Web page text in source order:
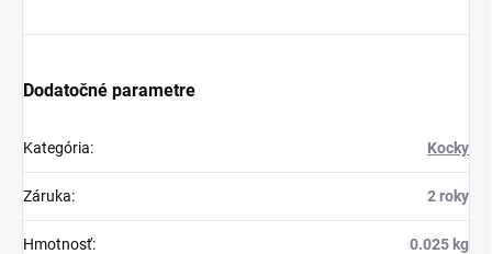
Dodatočné parametre
Kategória: Kocky
Záruka: 2 roky
Hmotnosť: 0.025 kg